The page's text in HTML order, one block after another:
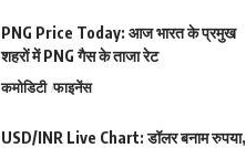
PNG Price Today: आज भारत के प्रमुख
शहरों में PNG गैस के ताजा रेट
कमोडिटी फाइनेंस
USD/INR Live Chart: डॉलर बनाम रुपया,